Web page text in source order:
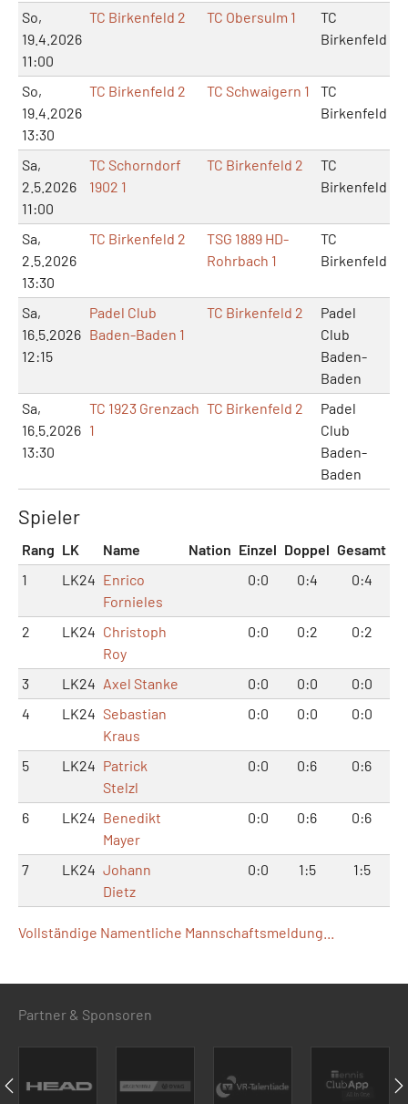
So,
19.4.2026
11:00
TC Birkenfeld 2 TC Obersulm 1
TC
Birkenfeld
So,
19.4.2026
13:30
TC Birkenfeld 2 TC Schwaigern 1
TC
Birkenfeld
Sa,
2.5.2026
11:00
TC Schorndorf
1902 1
TC Birkenfeld 2
TC
Birkenfeld
Sa,
2.5.2026
13:30
TC Birkenfeld 2
TSG 1889 HD-
Rohrbach 1
TC
Birkenfeld
Sa,
16.5.2026
12:15
Padel Club
Baden-Baden 1
TC Birkenfeld 2
Padel
Club
Baden-
Baden
Sa,
16.5.2026
13:30
TC 1923 Grenzach
1
TC Birkenfeld 2
Padel
Club
Baden-
Baden
Spieler
Rang LK Name Nation Einzel Doppel Gesamt
1
LK24 Enrico
Fornieles
0:0 0:4 0:4
2 LK24 Christoph
Roy
0:0 0:2 0:2
3 LK24 Axel Stanke 0:0 0:0
0:0
4
LK24 Sebastian
Kraus
0:0 0:0 0:0
5 LK24 Patrick
Stelzl
0:0 0:6 0:6
6 LK24 Benedikt
Mayer
0:0 0:6 0:6
7 LK24 Johann
Dietz
0:0 1:5 1:5
Vollständige Namentliche Mannschaftsmeldung...
Partner & Sponsoren